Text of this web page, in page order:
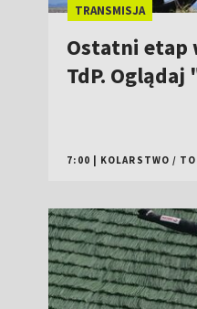
TRANSMISJA
Ostatni etap
TdP.
7:00 | KOLARSTWO /